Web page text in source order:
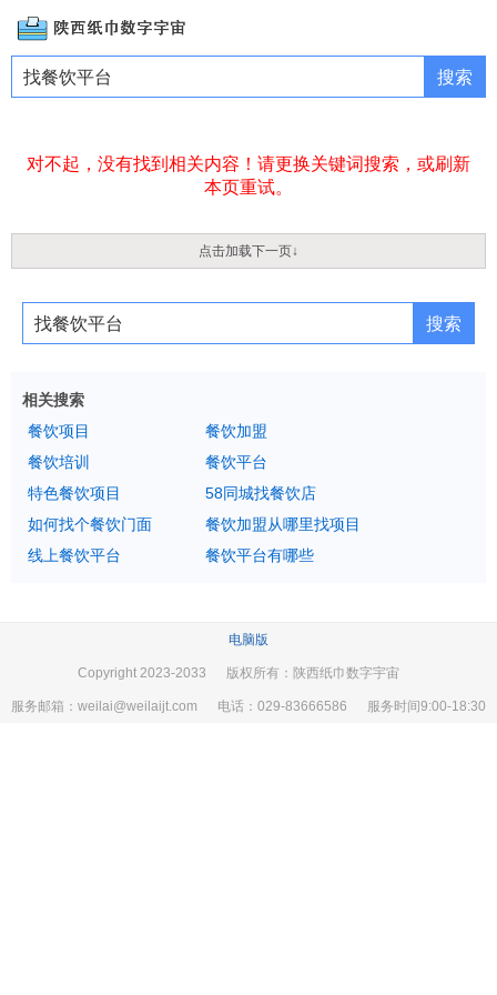
对不起，没有找到相关内容！请更换关键词搜索，或刷新
本页重试。
点击加载下一页↓
相关搜索
餐饮项目
餐饮加盟
餐饮培训
餐饮平台
特色餐饮项目
58同城找餐饮店
如何找个餐饮门面
餐饮加盟从哪里找项目
线上餐饮平台
餐饮平台有哪些
电脑版
Copyright 2023-2033 版权所有：陕西纸巾数字宇宙
服务邮箱：weilai@weilaijt.com 电话：029-83666586 服务时间9:00-18:30